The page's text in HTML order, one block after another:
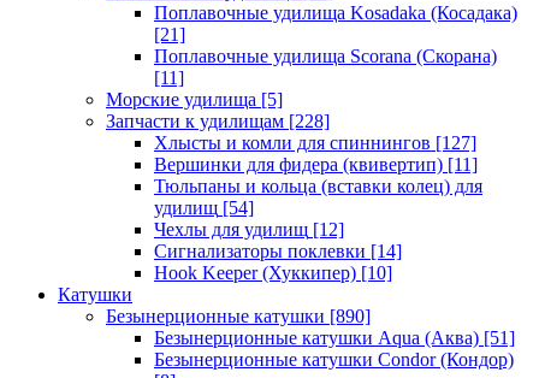
Поплавочные удилища Kosadaka (Косадака)
[21]
Поплавочные удилища Scorana (Скорана)
[11]
Морские удилища [5]
Запчасти к удилищам [228]
Хлысты и комли для спиннингов [127]
Вершинки для фидера (квивертип) [11]
Тюльпаны и кольца (вставки колец) для
удилищ [54]
Чехлы для удилищ [12]
Сигнализаторы поклевки [14]
Hook Keeper (Хуккипер) [10]
Катушки
Безынерционные катушки [890]
Безынерционные катушки Aqua (Аква) [51]
Безынерционные катушки Condor (Кондор)